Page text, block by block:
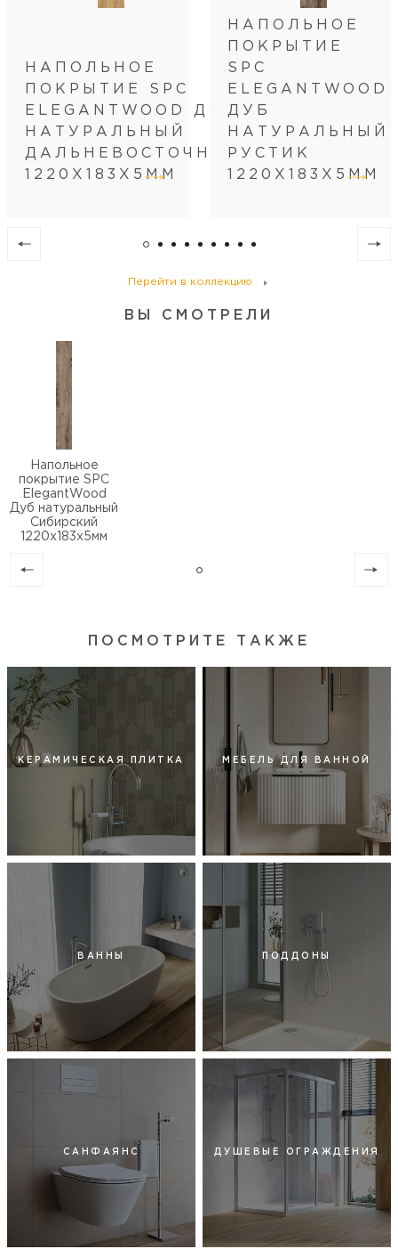
винтаж/классический/прованс
CR1122-6
C подложкой IXPE
Длина 122
Ширина
Кол-во шт в коробке
Кол-во м2 (м.п.) в коробке 2.009
Перейти в коллекцию
НАПОЛЬНОЕ
ПОКРЫТИЕ SPC
ELEGANTWOOD ДУБ
НАТУРАЛЬНЫЙ
ДАЛЬНЕВОСТОЧНЫЙ
1220Х183Х5ММ
НАПОЛЬНОЕ
ПОКРЫТИЕ
SPC
ELEGANTWOOD
ДУБ
НАТУРАЛЬНЫЙ
РУСТИК
1220Х183Х5ММ
ВЫ СМОТРЕЛИ
Напольное
покрытие SPC
ElegantWood
Дуб натуральный
Сибирский
1220х183х5мм
ПОСМОТРИТЕ ТАКЖЕ
КЕРАМИЧЕСКАЯ ПЛИТКА МЕБЕЛЬ ДЛЯ ВАННОЙ
ВАННЫ ПОДДОНЫ
САНФАЯНС ДУШЕВЫЕ ОГРАЖДЕНИЯ